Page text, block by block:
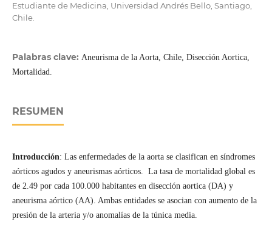
Estudiante de Medicina, Universidad Andrés Bello, Santiago,
Chile.
Palabras clave: Aneurisma de la Aorta, Chile, Disección Aortica,
Mortalidad.
RESUMEN
Introducción: Las enfermedades de la aorta se clasifican en síndromes
aórticos agudos y aneurismas aórticos. La tasa de mortalidad global es
de 2.49 por cada 100.000 habitantes en disección aortica (DA) y
aneurisma aórtico (AA). Ambas entidades se asocian con aumento de la
presión de la arteria y/o anomalías de la túnica media.